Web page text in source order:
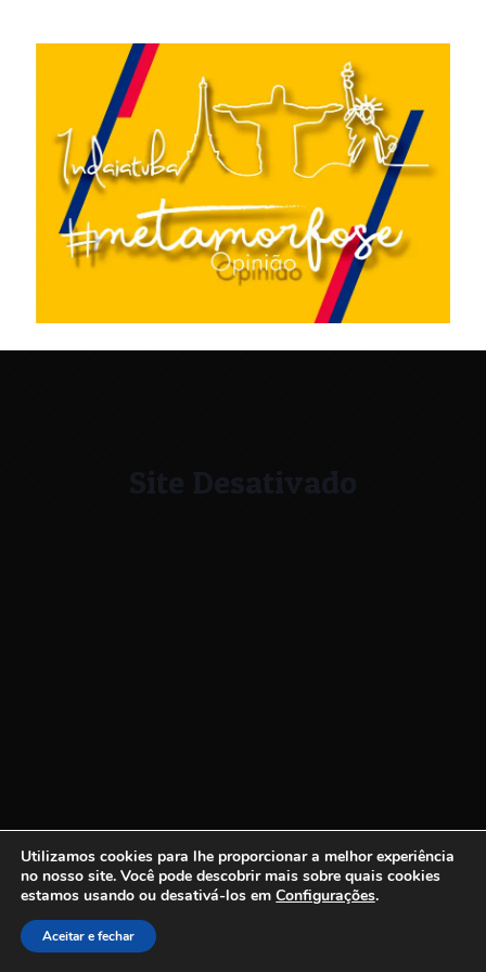
Site Desativado
Utilizamos cookies para lhe proporcionar a melhor experiência
no nosso site. Você pode descobrir mais sobre quais cookies
estamos usando ou desativá-los em Configurações.
Aceitar e fechar